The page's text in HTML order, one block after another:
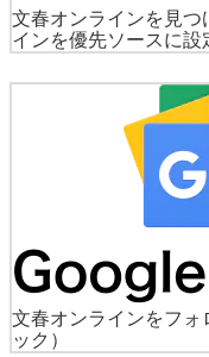
文春オンラインを見つ
インを優先ソースに設
文春オンラインをフォ
ック）